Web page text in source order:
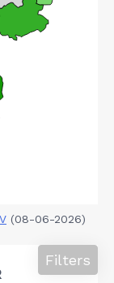
(08-06-2026)
Filters